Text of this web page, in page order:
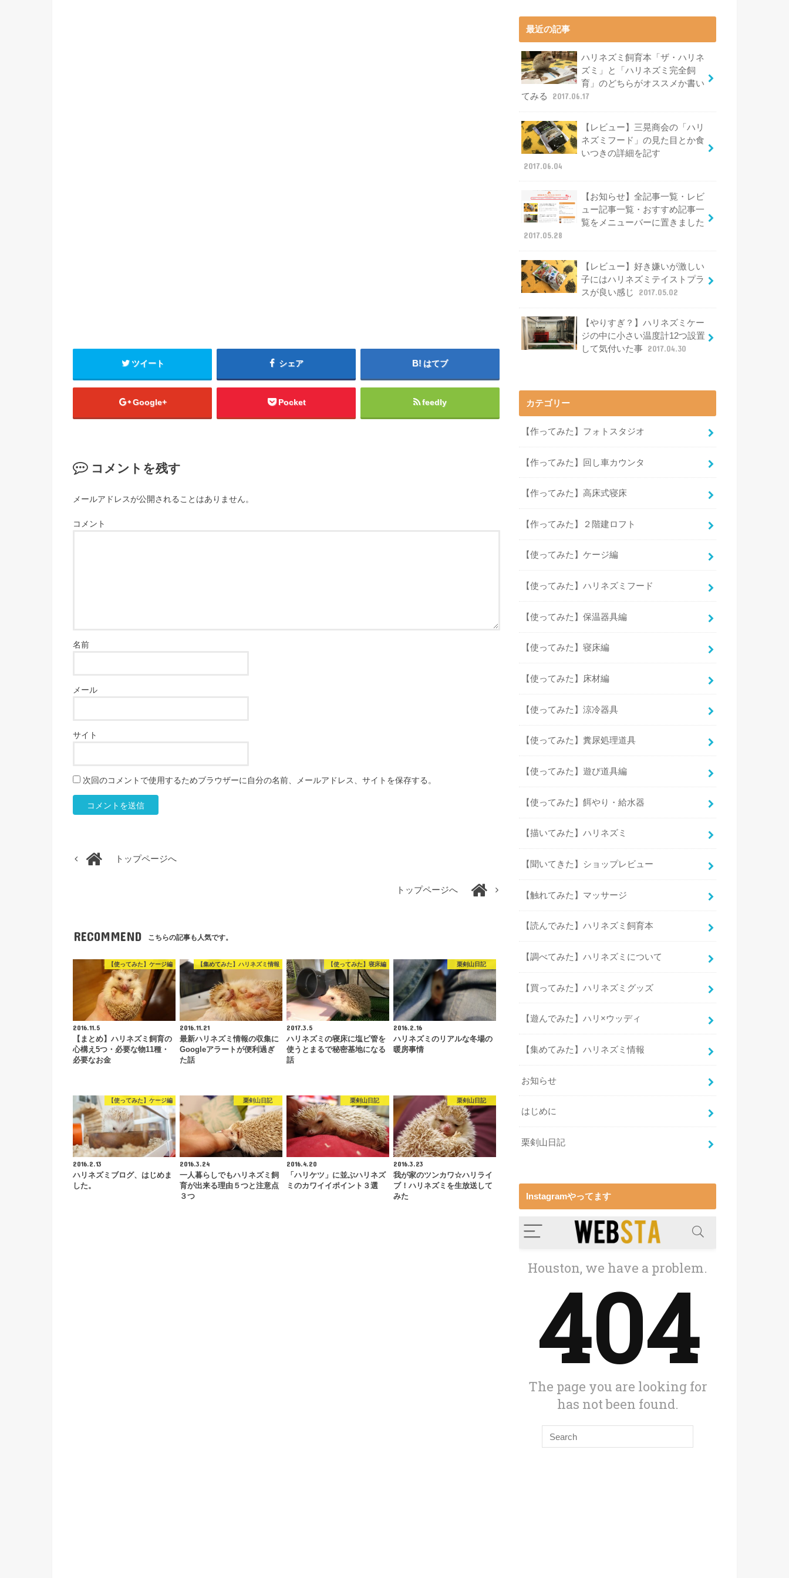
ツイート シェア はてブ
Google+ Pocket feedly
コメントを残す
メールアドレスが公開されることはありません。
コメント
名前
メール
サイト
次回のコメントで使用するためブラウザーに自分の名前、メールアドレス、サイトを保存する。
トップページへ
トップページへ
RECOMMEND こちらの記事も人気です。
【使ってみた】ケージ編
2016.11.5
【まとめ】ハリネズミ飼育の
心構え5つ・必要な物11種・
必要なお金
【集めてみた】ハリネズミ情報
2016.11.21
最新ハリネズミ情報の収集に
Googleアラートが便利過ぎ
た話
【使ってみた】寝床編
2017.3.5
ハリネズミの寝床に塩ビ管を
使うとまるで秘密基地になる
話
栗剣山日記
2016.2.16
ハリネズミのリアルな冬場の
暖房事情
【使ってみた】ケージ編
2016.2.13
ハリネズミブログ、はじめま
した。
栗剣山日記
2016.3.24
一人暮らしでもハリネズミ飼
育が出来る理由５つと注意点
３つ
栗剣山日記
2016.4.20
「ハリケツ」に並ぶハリネズ
ミのカワイイポイント３選
栗剣山日記
2016.3.23
我が家のツンカワ☆ハリライ
ブ！ハリネズミを生放送して
みた
最近の記事
ハリネズミ飼育本「ザ・ハリネ
ズミ」と「ハリネズミ完全飼
育」のどちらがオススメか書い
てみる
2017.06.17
【レビュー】三晃商会の「ハリ
ネズミフード」の見た目とか食
いつきの詳細を記す
2017.06.04
【お知らせ】全記事一覧・レビ
ュー記事一覧・おすすめ記事一
覧をメニューバーに置きました
2017.05.28
【レビュー】好き嫌いが激しい
子にはハリネズミテイストプラ
スが良い感じ
2017.05.02
【やりすぎ？】ハリネズミケー
ジの中に小さい温度計12つ設置
して気付いた事 2017.04.30
カテゴリー
【作ってみた】フォトスタジオ
【作ってみた】回し車カウンタ
【作ってみた】高床式寝床
【作ってみた】２階建ロフト
【使ってみた】ケージ編
【使ってみた】ハリネズミフード
【使ってみた】保温器具編
【使ってみた】寝床編
【使ってみた】床材編
【使ってみた】涼冷器具
【使ってみた】糞尿処理道具
【使ってみた】遊び道具編
【使ってみた】餌やり・給水器
【描いてみた】ハリネズミ
【聞いてきた】ショップレビュー
【触れてみた】マッサージ
【読んでみた】ハリネズミ飼育本
【調べてみた】ハリネズミについて
【買ってみた】ハリネズミグッズ
【遊んでみた】ハリ×ウッディ
【集めてみた】ハリネズミ情報
お知らせ
はじめに
栗剣山日記
Instagramやってます